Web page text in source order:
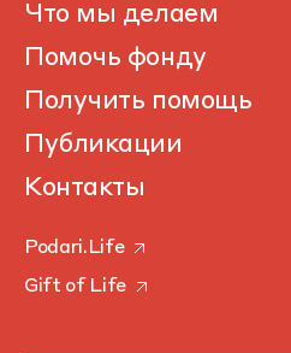
Что мы делаем
Помочь фонду
Получить помощь
Публикации
Контакты
Podari.Life
Gift of Life